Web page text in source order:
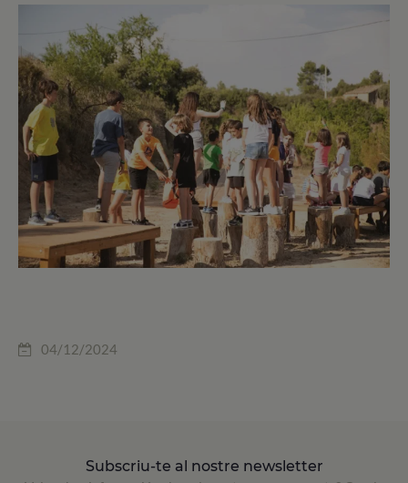
04/12/2024
Subscriu-te al nostre newsletter